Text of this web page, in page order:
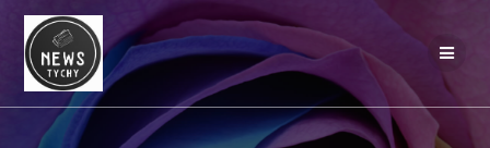
Skip
to
content